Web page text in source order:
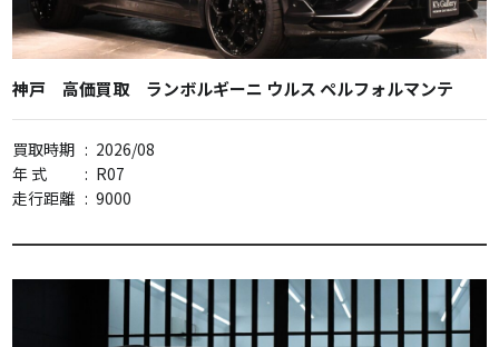
神戸 高価買取 ランボルギーニ ウルス ペルフォルマンテ
買取時期 : 2026/08
年 式
: R07
走行距離 : 9000